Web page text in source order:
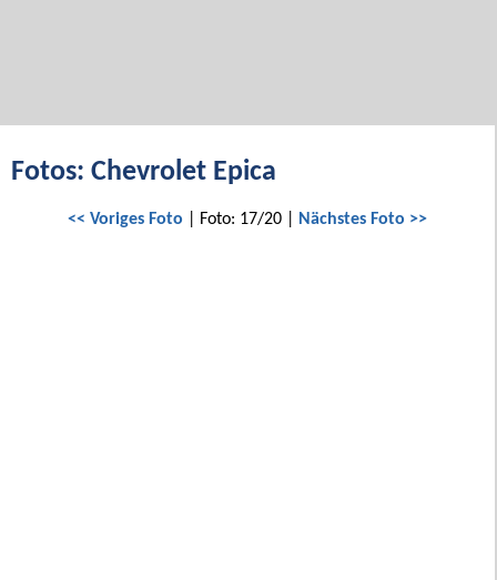
Fotos: Chevrolet Epica
<< Voriges Foto | Foto: 17/20 | Nächstes Foto >>